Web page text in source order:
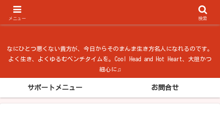
なにひとつ悪くない貴方が、今日からそのまんま生き方名人になれるのです。
よく生き、よくゆるむベンチタイムを。Cool Head and Hot Heart、大胆かつ
細心に♫
サポートメニュー お問合せ
メニュー 検索